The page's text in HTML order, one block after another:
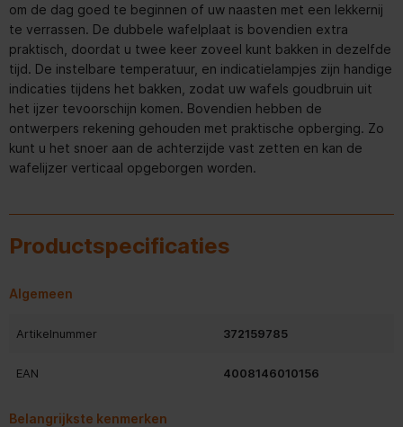
om de dag goed te beginnen of uw naasten met een lekkernij
te verrassen. De dubbele wafelplaat is bovendien extra
praktisch, doordat u twee keer zoveel kunt bakken in dezelfde
tijd. De instelbare temperatuur, en indicatielampjes zijn handige
indicaties tijdens het bakken, zodat uw wafels goudbruin uit
het ijzer tevoorschijn komen. Bovendien hebben de
ontwerpers rekening gehouden met praktische opberging. Zo
kunt u het snoer aan de achterzijde vast zetten en kan de
wafelijzer verticaal opgeborgen worden.
Productspecificaties
Algemeen
Artikelnummer 372159785
EAN 4008146010156
Belangrijkste kenmerken